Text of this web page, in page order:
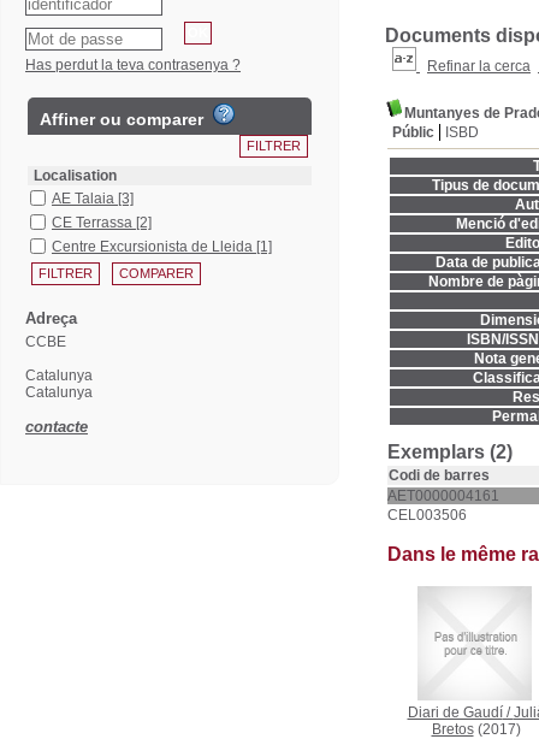
Documents
Refinar la cerca
Muntanyes de
Públic
ISBD
Tipus de
Menció
Data de
Nombre de
ISBN/
Nota
Exemplars (2)
Codi de barres
AET0000004161
CEL003506
Dans le même
Diari de Gaudí/
Bretos(2017)
Has perdut la teva contrasenya ?
Affiner ou comparer
Localisation
AE Talaia [3]
CE Terrassa [2]
Centre Excursionista de Lleida [1]
Adreça
CCBE
Catalunya
Catalunya
contacte